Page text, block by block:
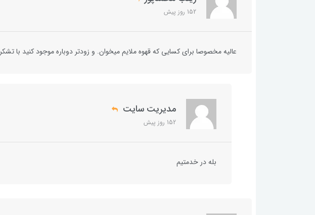
152 روز پیش
عالیه مخصوصا برای کسایی که قهوه ملایم میخوان. و زودتر دوباره موجود کنید با تشکر
مدیریت سایت
152 روز پیش
بله در خدمتیم